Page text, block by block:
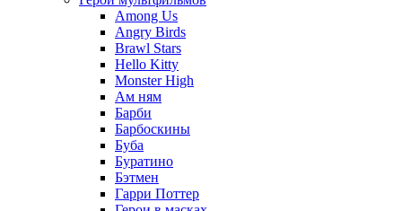
Among Us
Angry Birds
Brawl Stars
Hello Kitty
Monster High
Ам ням
Барби
Барбоскины
Буба
Буратино
Бэтмен
Гарри Поттер